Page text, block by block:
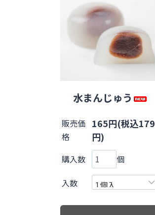
水まんじゅう
販売価
格
165円(税込179
円)
購入数
個
入数